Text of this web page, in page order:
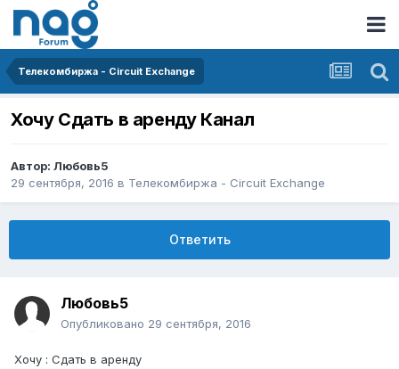
Телекомбиржа - Circuit Exchange
Хочу Сдать в аренду Канал
Автор: Любовь5
29 сентября, 2016 в Телекомбиржа - Circuit Exchange
Ответить
Любовь5
Опубликовано 29 сентября, 2016
Хочу : Сдать в аренду